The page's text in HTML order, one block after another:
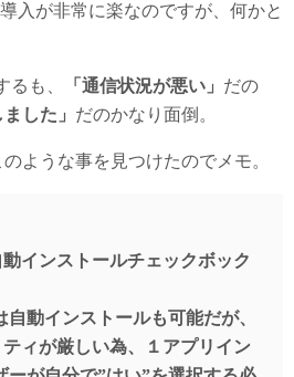
入が非常に楽なのですが、何かと
も、 「通信状況が悪い」 だの
した」 だのかなり面倒。
ような事を見つけたのでメモ。
インストールチェックボック
動インストールも可能だが、
ィが厳しい為、１アプリイン